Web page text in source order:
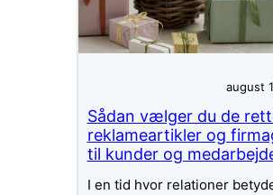
august
Sådan vælger du de
reklameartikler og
til kunder og
I en tid hvor relationer